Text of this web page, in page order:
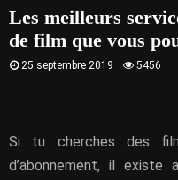
Les meilleurs
de film que vous
25 septembre 2019 5456
Si tu cherches des
d’abonnement, il existe